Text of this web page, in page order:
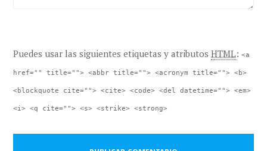
Puedes usar las siguientes etiquetas y atributosHTML:<a
href="" title=""> <abbr title=""> <acronym title=""> <b>
<blockquote cite=""> <cite> <code> <del datetime=""> <em>
<i> <q cite=""> <s> <strike> <strong>